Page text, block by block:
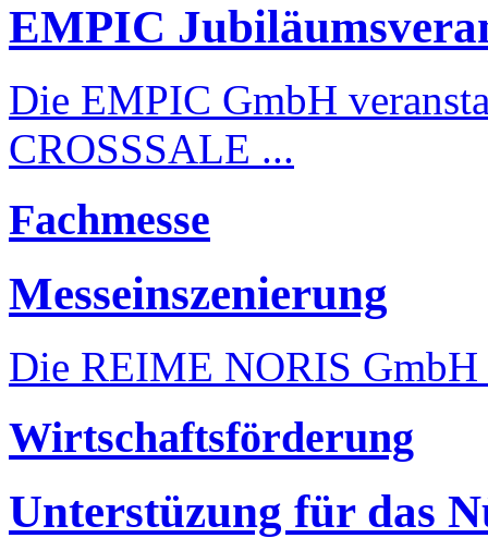
EMPIC
Die EMPIC GmbH
CROSSSALE ...
Fachmesse
Messeinszenierung
Die REIME NORIS GmbH
Wirtschaftsförderung
Unterstüzung für das